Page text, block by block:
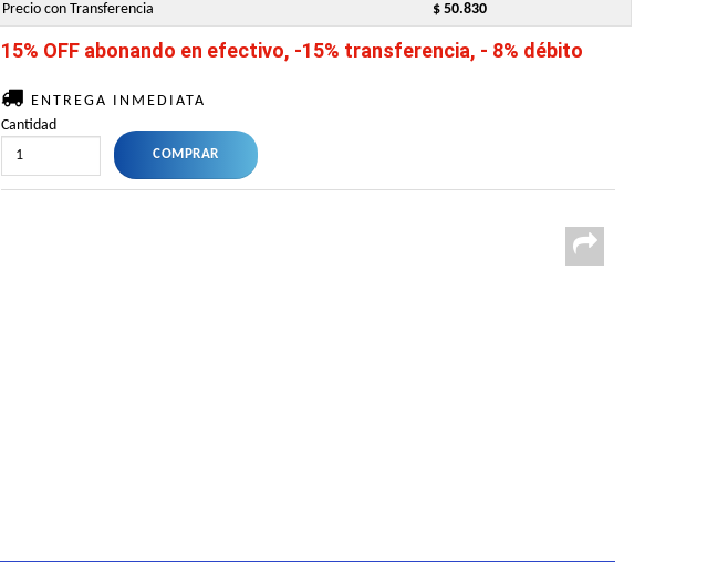
Precio con Transferencia
$ 50.830
15% OFF abonando en efectivo, -15% transferencia, - 8% débito
ENTREGA INMEDIATA
Cantidad